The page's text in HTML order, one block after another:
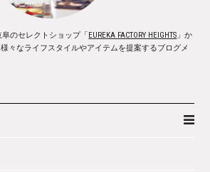
阜のセレクトショップ「 EUREKA FACTORY HEIGHTS 」か
々なライフスタイルやアイテムを提案するブログメ